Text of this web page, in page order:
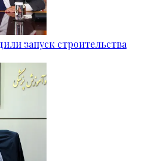
запуск строительства